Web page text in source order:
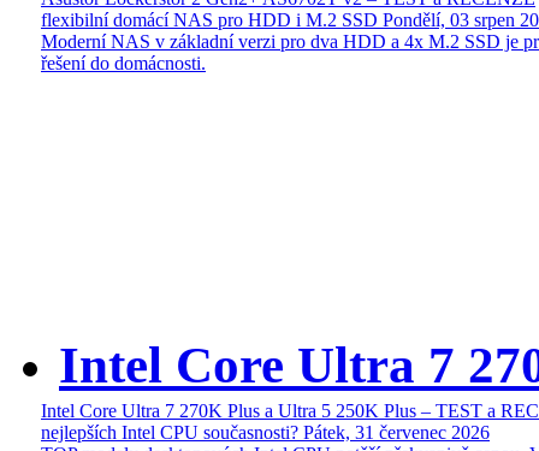
flexibilní domácí NAS pro HDD i M.2 SSD Pondělí, 03 srpen
Moderní NAS v základní verzi pro dva HDD a 4x M.2 SSD je
řešení do domácnosti.
Intel Core Ultra 7
Intel Core Ultra 7 270K Plus a Ultra 5 250K Plus – TEST a
nejlepších Intel CPU současnosti? Pátek, 31 červenec 2026